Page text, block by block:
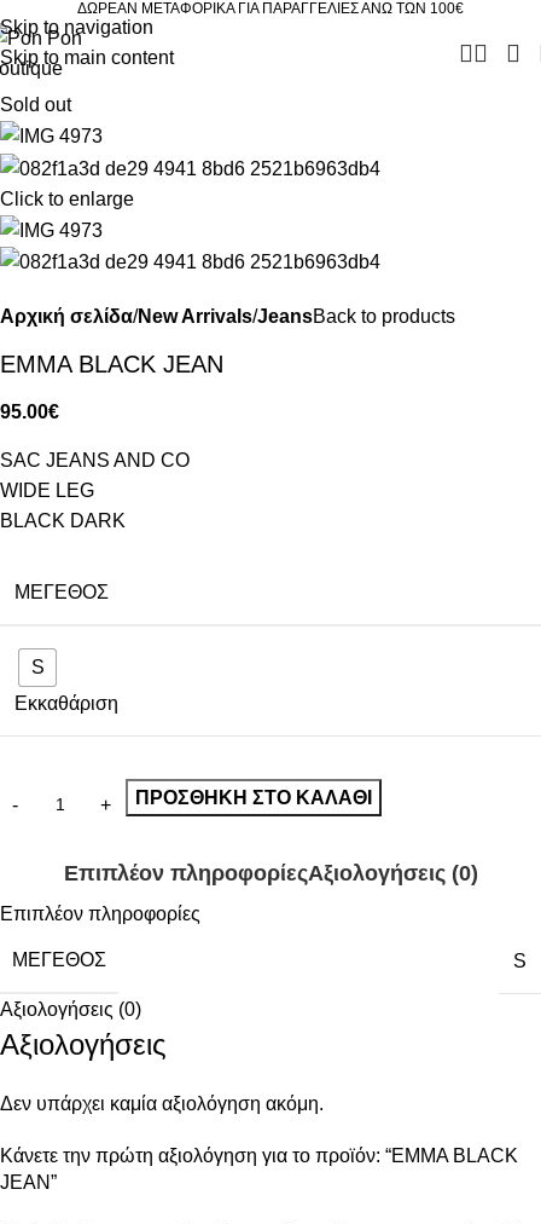
Skip to navigation
Skip to main content
ΔΩΡΕΑΝ ΜΕΤΑΦΟΡΙΚΑ ΓΙΑ ΠΑΡΑΓΓΕΛΙΕΣ ΑΝΩ ΤΩΝ 100€
Sold out
Click to enlarge
Αρχική σελίδα New Arrivals JeansBack to products
EMMA BLACK JEAN
95.00€
SAC JEANS AND CO
WIDE LEG
BLACK DARK
ΜΈΓΕΘΟΣ
S
Εκκαθάριση
ΠΡΟΣΘΉΚΗ ΣΤΟ ΚΑΛΆΘΙ
Επιπλέον πληροφορίεςΑξιολογήσεις (0)
Επιπλέον πληροφορίες
ΜΈΓΕΘΟΣ S
Αξιολογήσεις (0)
Αξιολογήσεις
Δεν υπάρχει καμία αξιολόγηση ακόμη.
Κάνετε την πρώτη αξιολόγηση για το προϊόν: “EMMA BLACK
JEAN”